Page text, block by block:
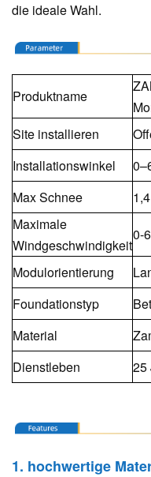
die ideale Wahl.
Produktname
Site installieren
Installationswinkel
Max Schnee
Maximale
Windgeschwindigkeit
0-
Modulorientierung
Foundationstyp
Material
Dienstleben
25
1. hochwertige